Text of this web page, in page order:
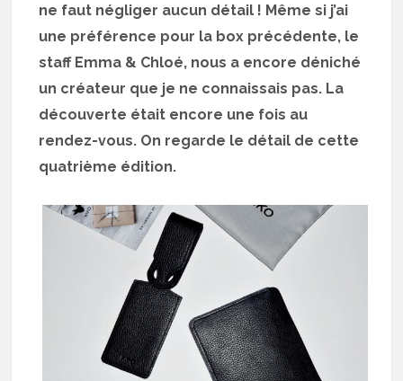
ne faut négliger aucun détail ! Même si j’ai
une préférence pour la box précédente, le
staff Emma & Chloé, nous a encore déniché
un créateur que je ne connaissais pas. La
découverte était encore une fois au
rendez-vous. On regarde le détail de cette
quatrième édition.